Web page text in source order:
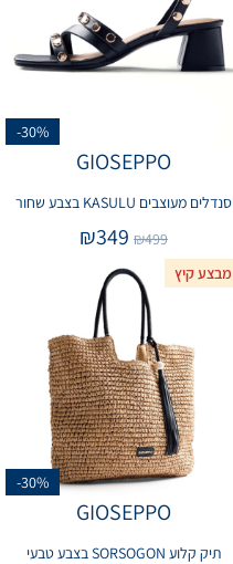
-30%
GIOSEPPO
סנדלים מעוצבים KASULU בצבע שחור
₪499
₪349
מבצע קיץ
-30%
GIOSEPPO
תיק קלוע SORSOGON בצבע טבעי